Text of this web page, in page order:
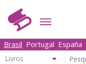
Brasil Portugal España